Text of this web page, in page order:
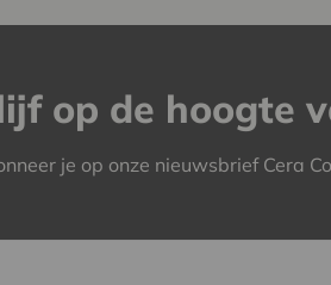
op de hoogte
je op onze nieuwsbrief Cera